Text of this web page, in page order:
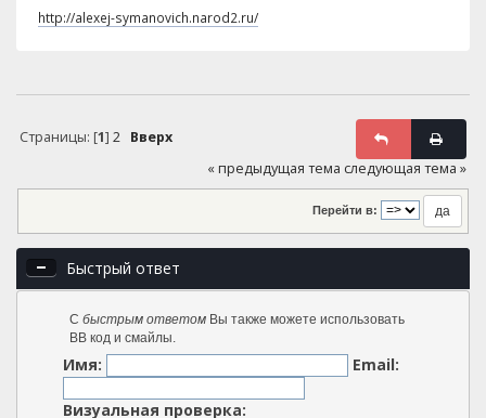
http://alexej-symanovich.narod2.ru/
Страницы: [1] 2
Вверх
« предыдущая тема следующая тема »
Перейти в:
Быстрый ответ
С быстрым ответомВы также можете использовать
BB код и смайлы.
Имя: Email:
Визуальная проверка: